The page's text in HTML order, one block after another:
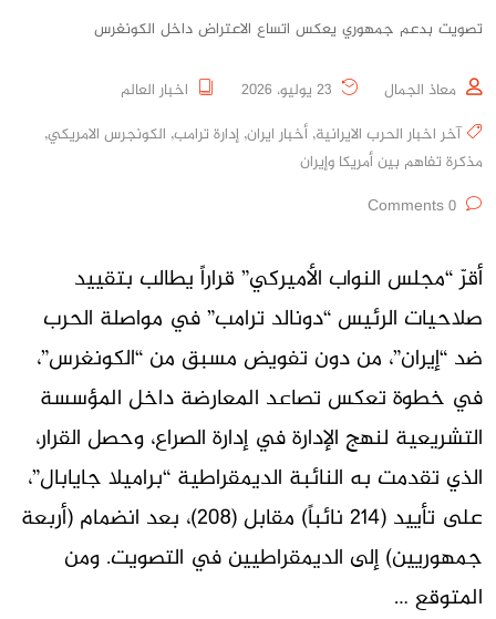
تصويت بدعم جمهوري يعكس اتساع الاعتراض داخل الكونغرس
معاذ الجمال
اخبار العالم
آخر اخبار الحرب الايرانية, أخبار ايران, إدارة ترامب, الكونجرس الامريكي,
مذكرة تفاهم بين أمريكا وإيران
أقرّ “مجلس النواب الأميركي” قراراً يطالب بتقييد
صلاحيات الرئيس “دونالد ترامب” في مواصلة الحرب
ضد “إيران”، من دون تفويض مسبق من “الكونغرس”،
في خطوة تعكس تصاعد المعارضة داخل المؤسسة
التشريعية لنهج الإدارة في إدارة الصراع، وحصل القرار،
الذي تقدمت به النائبة الديمقراطية “براميلا جايابال”،
على تأييد (214 نائباً) مقابل (208)، بعد انضمام (أربعة
جمهوريين) إلى الديمقراطيين في التصويت. ومن
المتوقع …